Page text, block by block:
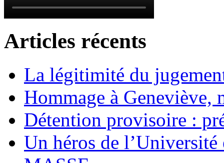
Articles récents
La légitimité du
Hommage à Geneviève,
Détention provisoire :
Un héros de